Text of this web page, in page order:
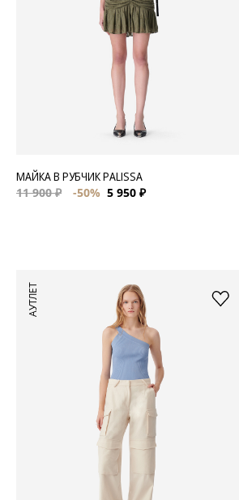
МАЙКА В РУБЧИК PALISSA
11 900 ₽
-50% 5 950 ₽
АУТЛЕТ